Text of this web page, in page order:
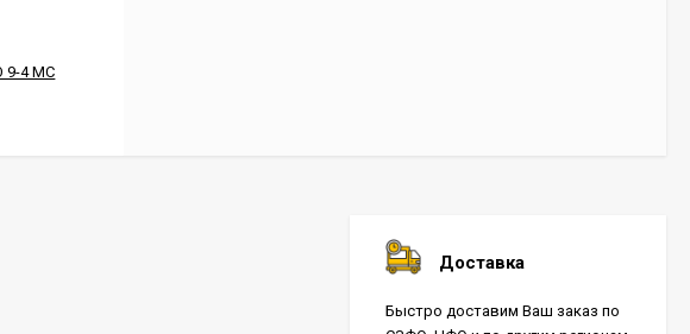
9-4 MC
Доставка
Быстро доставим Ваш заказ по